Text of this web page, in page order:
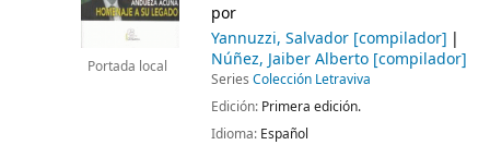
Portada local
por
Yannuzzi, Salvador[compilador]
Núñez, Jaiber Alberto[compilador]
Series Colección Letraviva
Edición: Primera edición.
Idioma: Español